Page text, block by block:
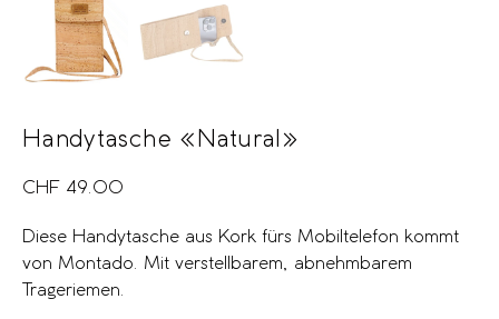
Handytasche «Natural»
CHF 49.00
Diese Handytasche aus Kork fürs Mobiltelefon kommt
von Montado. Mit verstellbarem, abnehmbarem
Trageriemen.